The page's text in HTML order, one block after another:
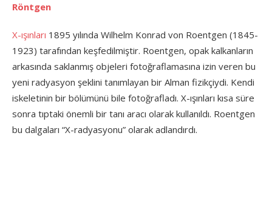
Röntgen
X-ışınları 1895 yılında Wilhelm Konrad von Roentgen (1845-
1923) tarafından keşfedilmiştir. Roentgen, opak kalkanların
arkasında saklanmış objeleri fotoğraflamasına izin veren bu
yeni radyasyon şeklini tanımlayan bir Alman fizikçiydi. Kendi
iskeletinin bir bölümünü bile fotoğrafladı. X-ışınları kısa süre
sonra tıptaki önemli bir tanı aracı olarak kullanıldı. Roentgen
bu dalgaları “X-radyasyonu” olarak adlandırdı.